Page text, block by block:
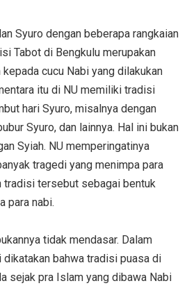
Syuro dengan beberapa rangkaian
Tabot di Bengkulu merupakan
cucu Nabi yang dilakukan
itu di NU memiliki tradisi
hari Syuro, misalnya dengan
Syuro, dan lainnya. Hal ini bukan
Syiah. NU memperingatinya
tragedi yang menimpa para
tradisi tersebut sebagai bentuk
para nabi.
tidak mendasar. Dalam
dikatakan bahwa tradisi puasa di
sejak pra Islam yang dibawa Nabi